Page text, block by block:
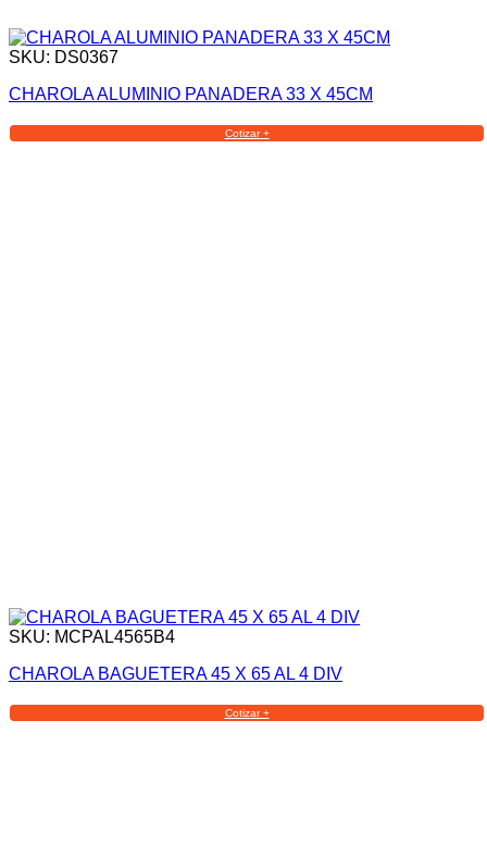
SKU: DS0367
CHAROLA ALUMINIO PANADERA 33 X 45CM
Cotizar +
SKU: MCPAL4565B4
CHAROLA BAGUETERA 45 X 65 AL 4 DIV
Cotizar +